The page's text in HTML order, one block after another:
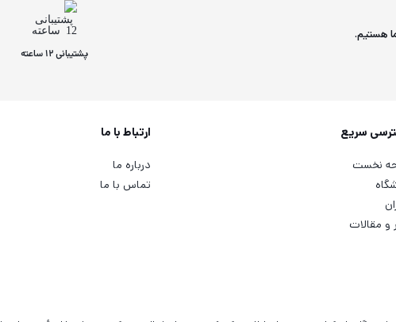
هستیم.
پشتیبانی 12 ساعته
سریع
نخست
و مقالات
ارتباط با ما
درباره ما
تماس با ما